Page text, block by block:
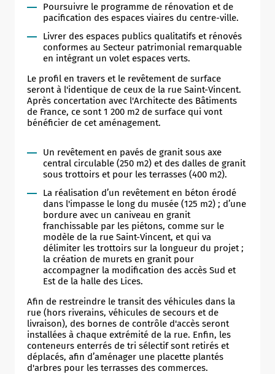
Éclairage public: interventions sur les réseaux
existants ;
GMVA : raccordement du réseau d’eaux usées
dans la ruelle.
Ces interventions sont nécessaires pour préparer les
futurs aménagements et assurer la mise en
conformité des différents réseaux.
Poursuivre le programme de rénovation et de
pacification des espaces viaires du centre-ville.
Livrer des espaces publics qualitatifs et rénovés
conformes au Secteur patrimonial remarquable
en intégrant un volet espaces verts.
Le profil en travers et le revêtement de surface
seront à l'identique de ceux de la rue Saint-Vincent.
Après concertation avec l'Architecte des Bâtiments
de France, ce sont 1 200 m2 de surface qui vont
bénéficier de cet aménagement.
Un revêtement en pavés de granit sous axe
central circulable (250 m2) et des dalles de granit
sous trottoirs et pour les terrasses (400 m2).
La réalisation d’un revêtement en béton érodé
dans l'impasse le long du musée (125 m2) ; d’une
bordure avec un caniveau en granit
franchissable par les piétons, comme sur le
modèle de la rue Saint-Vincent, et qui va
délimiter les trottoirs sur la longueur du projet ;
la création de murets en granit pour
accompagner la modification des accès Sud et
Est de la halle des Lices.
Afin de restreindre le transit des véhicules dans la
rue (hors riverains, véhicules de secours et de
livraison), des bornes de contrôle d'accès seront
installées à chaque extrémité de la rue. Enfin, les
conteneurs enterrés de tri sélectif sont retirés et
déplacés, afin d’aménager une placette plantés
d'arbres pour les terrasses des commerces.